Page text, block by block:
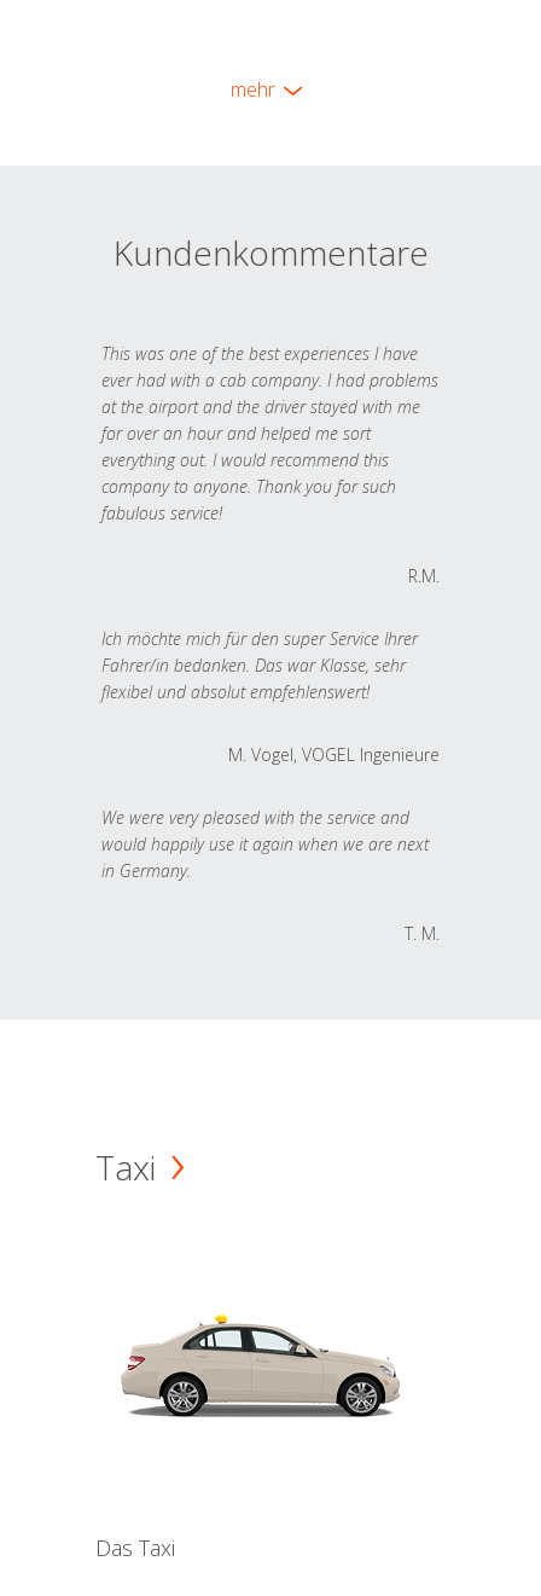
mehr
Kundenkommentare
This was one of the best experiences I have
ever had with a cab company. I had problems
at the airport and the driver stayed with me
for over an hour and helped me sort
everything out. I would recommend this
company to anyone. Thank you for such
fabulous service!
R.M.
Ich möchte mich für den super Service Ihrer
Fahrer/in bedanken. Das war Klasse, sehr
flexibel und absolut empfehlenswert!
M. Vogel, VOGEL Ingenieure
We were very pleased with the service and
would happily use it again when we are next
in Germany.
T. M.
Taxi
Das Taxi